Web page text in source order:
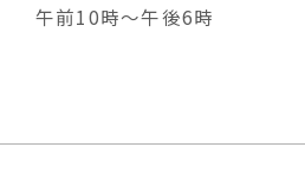
午前10時～午後6時